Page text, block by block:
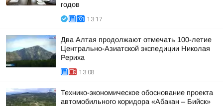
годов
13:17
Два Алтая продолжают отмечать 100-летие
Центрально-Азиатской экспедиции Николая
Рериха
13:08
Технико-экономическое обоснование проекта
автомобильного коридора «Абакан – Бийск»